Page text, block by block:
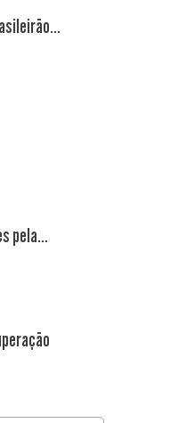
pela...